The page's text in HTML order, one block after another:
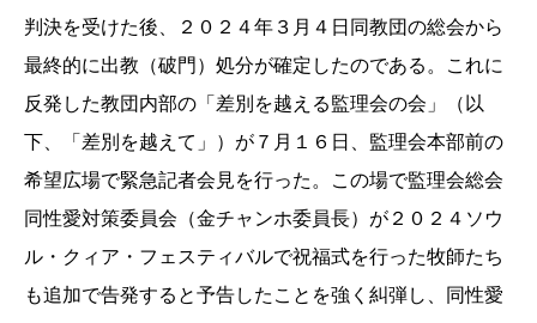
判決を受けた後、２０２４年３月４日同教団の総会から
最終的に出教（破門）処分が確定したのである。これに
反発した教団内部の「差別を越える監理会の会」（以
下、「差別を越えて」）が７月１６日、監理会本部前の
希望広場で緊急記者会見を行った。この場で監理会総会
同性愛対策委員会（金チャンホ委員長）が２０２４ソウ
ル・クィア・フェスティバルで祝福式を行った牧師たち
も追加で告発すると予告したことを強く糾弾し、同性愛